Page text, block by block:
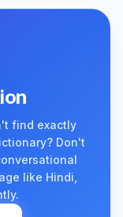
find exactly
Don't
like Hindi,